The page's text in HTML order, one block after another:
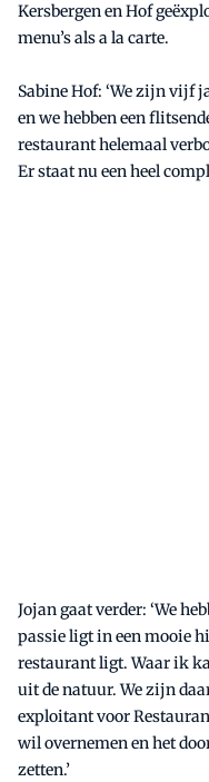
Kersbergen en Hof
menu’s als a la carte.
Sabine Hof: ‘We zijn vijf
en we hebben een
restaurant helemaal
Er staat nu een heel
Jojan gaat verder: ‘We
passie ligt in een mooie
restaurant ligt. Waar ik
uit de natuur. We zijn
exploitant voor
wil overnemen en het
zetten.’